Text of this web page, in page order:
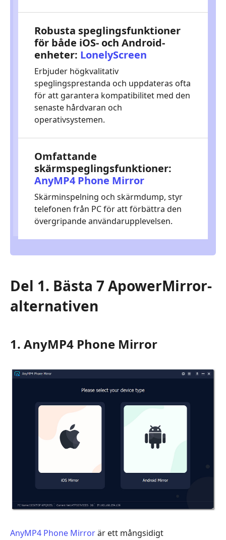
Robusta speglingsfunktioner
för både iOS- och Android-
enheter: LonelyScreen
Erbjuder högkvalitativ
speglingsprestanda och uppdateras ofta
för att garantera kompatibilitet med den
senaste hårdvaran och
operativsystemen.
Omfattande
skärmspeglingsfunktioner:
AnyMP4 Phone Mirror
Skärminspelning och skärmdump, styr
telefonen från PC för att förbättra den
övergripande användarupplevelsen.
Del 1. Bästa 7 ApowerMirror-
alternativen
1. AnyMP4 Phone Mirror
AnyMP4 Phone Mirrorär ett mångsidigt